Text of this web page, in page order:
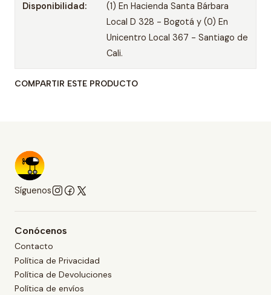
Disponibilidad:
(1) En Hacienda Santa Bárbara
Local D 328 - Bogotá y (0) En
Unicentro Local 367 - Santiago de
Cali.
COMPARTIR ESTE PRODUCTO
Síguenos
Conócenos
Contacto
Política de Privacidad
Política de Devoluciones
Política de envíos